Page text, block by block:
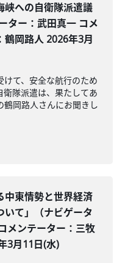
峡への自衛隊派遣議
ター：武田真一 コメ
鶴岡路人 2026年3月
て、安全な航行のため
隊派遣は、果たしてあ
鶴岡路人さんにお聞きし
中東情勢と世界経済
いて」（ナビゲータ
メンテーター：三牧
3月11日(水)